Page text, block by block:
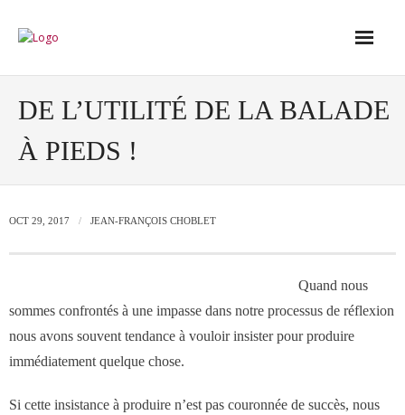
Accueil
Conseil
- Conseil en stratégie commerciale
- Conseil en développement des outils
de vente
DE L’UTILITÉ DE LA BALADE
À PIEDS !
OCT 29, 2017 JEAN-FRANÇOIS CHOBLET
Quand nous
sommes confrontés à une impasse dans notre processus de réflexion
nous avons souvent tendance à vouloir insister pour produire
immédiatement quelque chose.
Si cette insistance à produire n’est pas couronnée de succès, nous